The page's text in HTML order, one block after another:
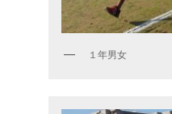
１年男女